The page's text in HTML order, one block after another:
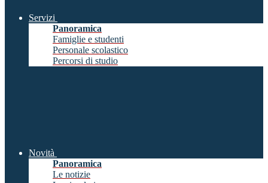
Servizi
Panoramica
Famiglie e studenti
Personale scolastico
Percorsi di studio
Novità
Panoramica
Le notizie